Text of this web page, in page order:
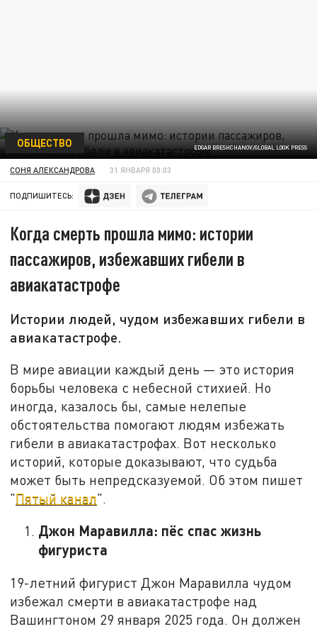
EDGAR BRESHCHANOV/GLOBAL LOOK PRESS
ОБЩЕСТВО
СОНЯ АЛЕКСАНДРОВА 31 ЯНВАРЯ 00:03
ПОДПИШИТЕСЬ:
Когда смерть прошла мимо: истории
пассажиров, избежавших гибели в
авиакатастрофе
Истории людей, чудом избежавших гибели в
авиакатастрофе.
В мире авиации каждый день — это история
борьбы человека с небесной стихией. Но
иногда, казалось бы, самые нелепые
обстоятельства помогают людям избежать
гибели в авиакатастрофах. Вот несколько
историй, которые доказывают, что судьба
может быть непредсказуемой. Об этом пишет
"Пятый канал".
Джон Маравилла: пёс спас жизнь
фигуриста
19-летний фигурист Джон Маравилла чудом
избежал смерти в авиакатастрофе над
Вашингтоном 29 января 2025 года. Он должен